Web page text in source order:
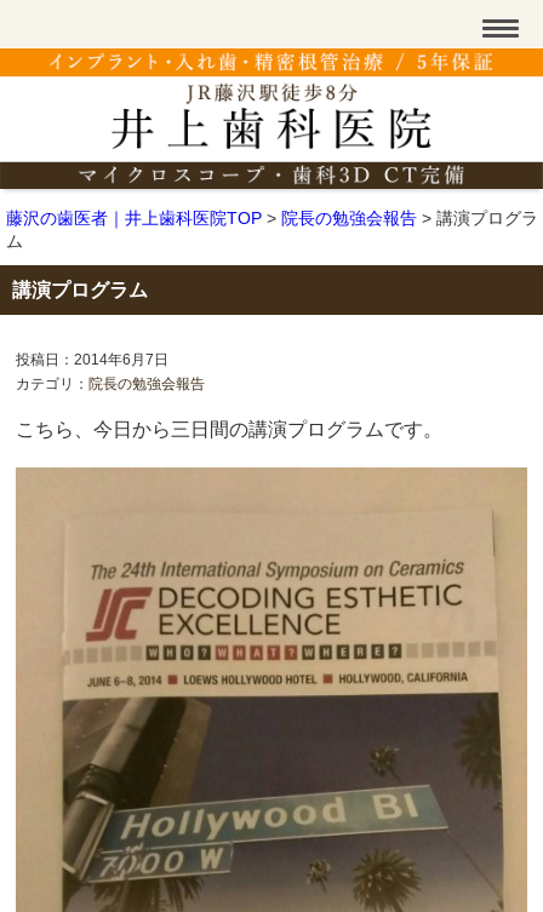
藤沢の歯医者｜井上歯科医院TOP > 院長の勉強会報告 > 講演プログラ
ム
講演プログラム
投稿日：2014年6月7日
カテゴリ： 院長の勉強会報告
こちら、今日から三日間の講演プログラムです。